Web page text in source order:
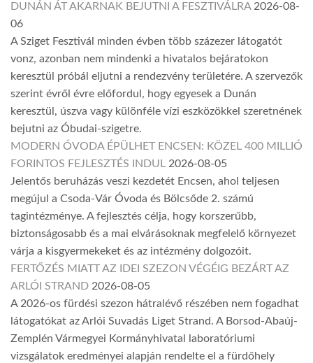
DUNÁN ÁT AKARNAK BEJUTNI A FESZTIVÁLRA 2026-08-
06
A Sziget Fesztivál minden évben több százezer látogatót
vonz, azonban nem mindenki a hivatalos bejáratokon
keresztül próbál eljutni a rendezvény területére. A szervezők
szerint évről évre előfordul, hogy egyesek a Dunán
keresztül, úszva vagy különféle vízi eszközökkel szeretnének
bejutni az Óbudai-szigetre.
MODERN ÓVODA ÉPÜLHET ENCSEN: KÖZEL 400 MILLIÓ
FORINTOS FEJLESZTÉS INDUL 2026-08-05
Jelentős beruházás veszi kezdetét Encsen, ahol teljesen
megújul a Csoda-Vár Óvoda és Bölcsőde 2. számú
tagintézménye. A fejlesztés célja, hogy korszerűbb,
biztonságosabb és a mai elvárásoknak megfelelő környezet
várja a kisgyermekeket és az intézmény dolgozóit.
FERTŐZÉS MIATT AZ IDEI SZEZON VÉGÉIG BEZÁRT AZ
ARLÓI STRAND 2026-08-05
A 2026-os fürdési szezon hátralévő részében nem fogadhat
látogatókat az Arlói Suvadás Liget Strand. A Borsod-Abaúj-
Zemplén Vármegyei Kormányhivatal laboratóriumi
vizsgálatok eredményei alapján rendelte el a fürdőhely